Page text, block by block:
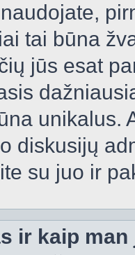
tai būna
jūs esat
unikalus.
diskusijų
su juo ir
ir kaip